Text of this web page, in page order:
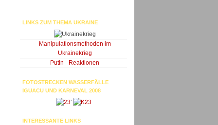
LINKS ZUM THEMA UKRAINE
Manipulationsmethoden im
Ukrainekrieg
Putin - Reaktionen
FOTOSTRECKEN WASSERFÄLLE
IGUACU UND KARNEVAL 2008
'
INTERESSANTE LINKS